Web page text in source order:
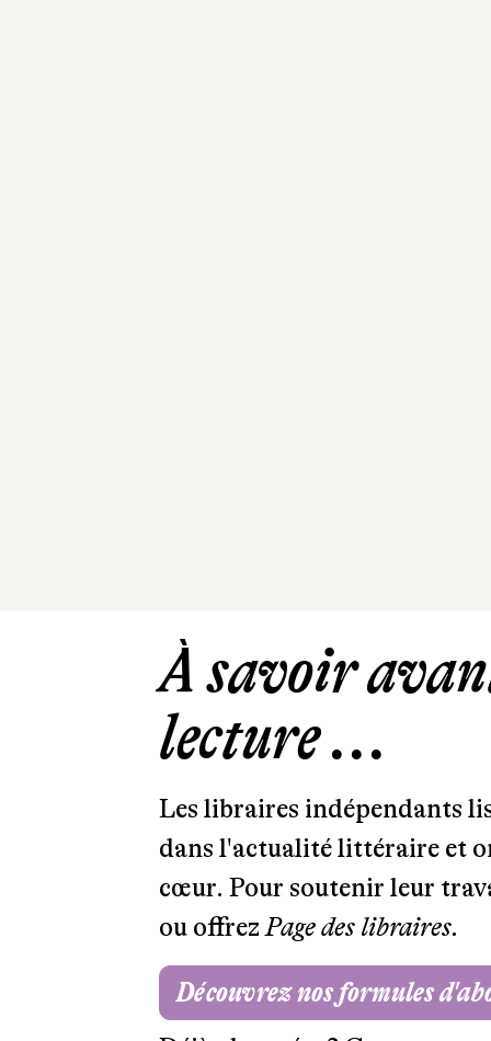
À savoir
lecture ...
Les libraires indépendants
dans l'actualité littéraire et
cœur. Pour soutenir leur
ou offrezPage des libraires.
Découvrez nos formules